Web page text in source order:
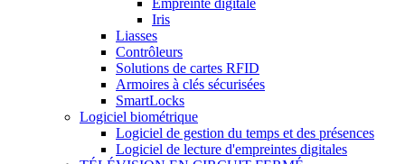
Empreinte digitale
Iris
Liasses
Contrôleurs
Solutions de cartes RFID
Armoires à clés sécurisées
SmartLocks
Logiciel biométrique
Logiciel de gestion du temps et des présences
Logiciel de lecture d'empreintes digitales